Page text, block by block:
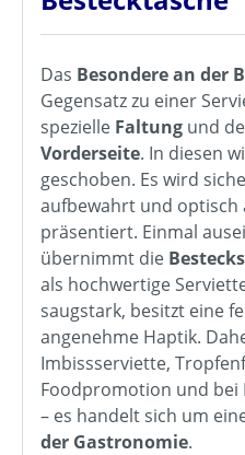
Das Besondere an der
Gegensatz zu einer
spezielle Faltung und
Vorderseite. In diesen
geschoben. Es wird
aufbewahrt und optisch
präsentiert. Einmal
übernimmt die
als hochwertige
saugstark, besitzt eine
angenehme Haptik.
Imbissserviette,
Foodpromotion und bei
– es handelt sich um
der Gastronomie.